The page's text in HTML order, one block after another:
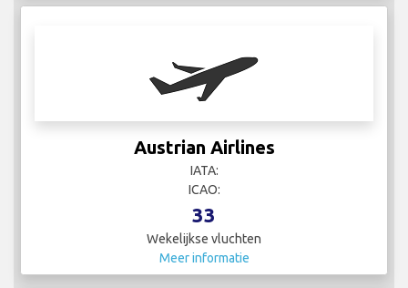
Austrian Airlines
IATA:
ICAO:
33
Wekelijkse vluchten
Meer informatie